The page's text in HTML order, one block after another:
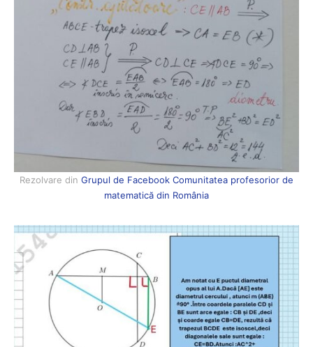
Rezolvare din Grupul de Facebook Comunitatea profesorior de
matematică din România